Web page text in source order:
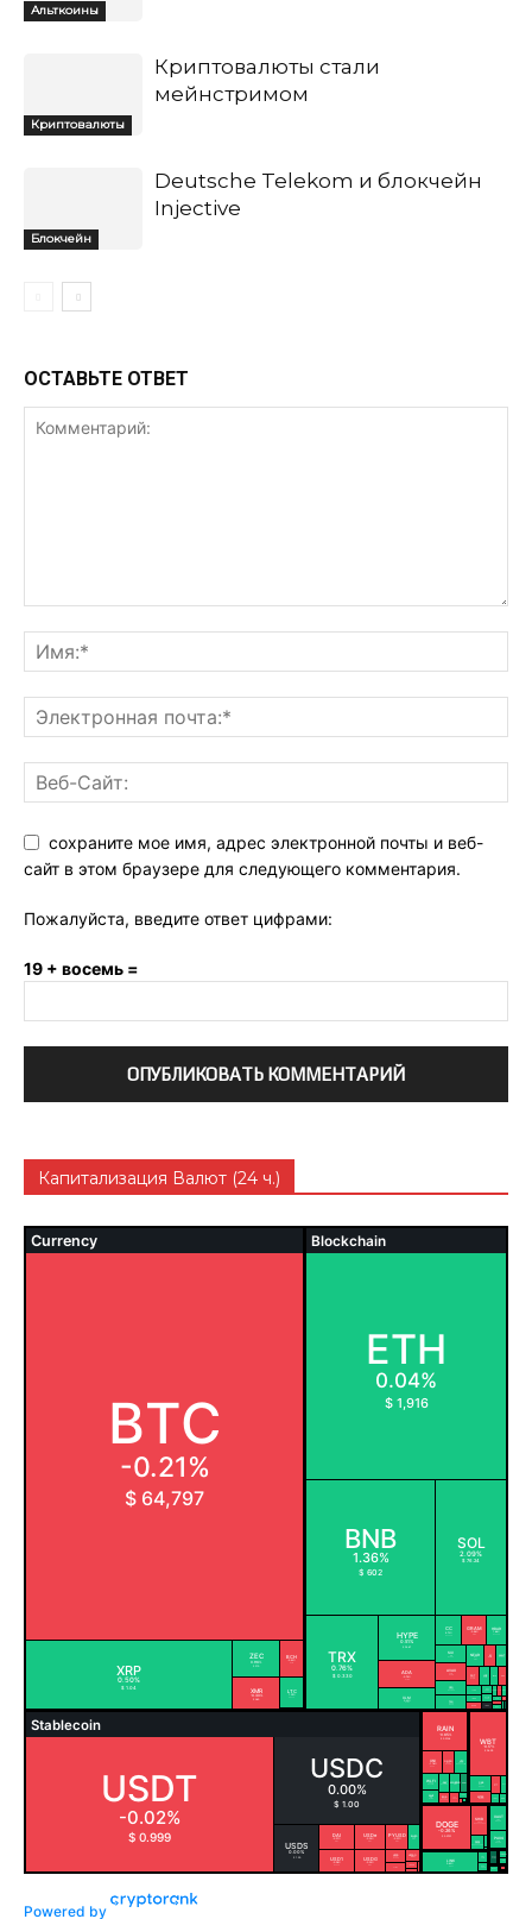
Альткоины
Криптовалюты
Криптовалюты стали
мейнстримом
Блокчейн
Deutsche Telekom и блокчейн
Injective
ОСТАВЬТЕ ОТВЕТ
сохраните мое имя, адрес электронной почты и веб-
сайт в этом браузере для следующего комментария.
Пожалуйста, введите ответ цифрами:
19 + восемь =
Капитализация Валют (24 ч.)
Powered by